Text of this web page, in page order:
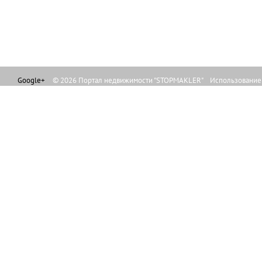
Google+ © 2026 Портал недвижимости "STOPMAKLER"